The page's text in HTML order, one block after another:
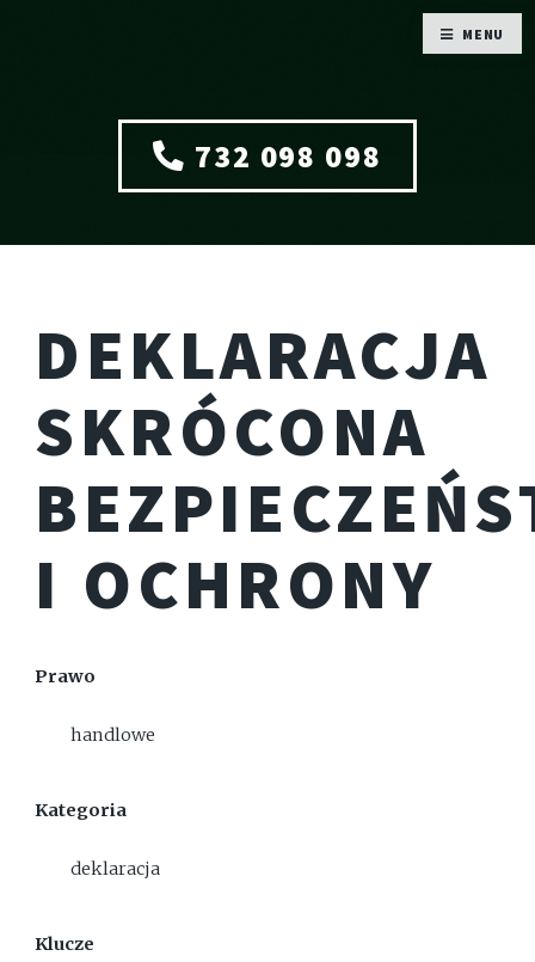
732 098 098
DEKLARACJA
SKRÓCONA
I OCHRONY
Prawo
handlowe
Kategoria
deklaracja
Klucze
MENU